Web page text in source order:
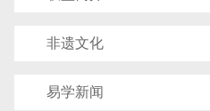
非遗文化
易学新闻